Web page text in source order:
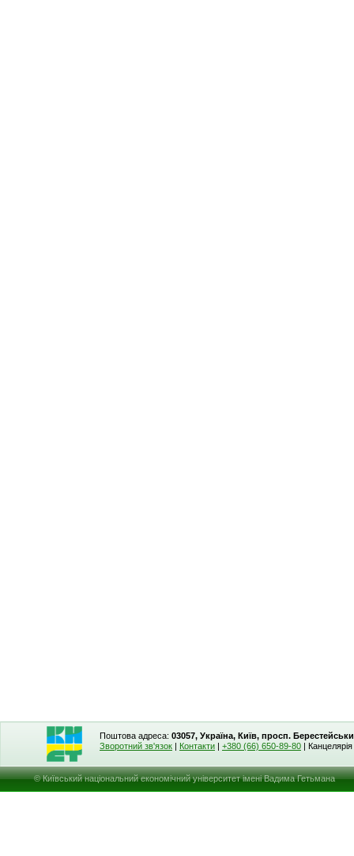
Поштова адреса: 03057, Україна, Київ, просп.
Зворотний зв'язок | Контакти | +380 (66) 650-89-80 | Канцелярія
© Київський національний економічний університет імені Вадима Гетьмана